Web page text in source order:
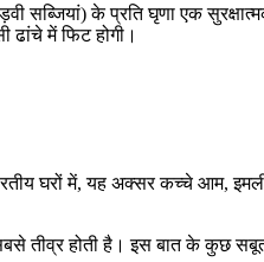
सब्जियां) के प्रति घृणा एक
ढांचे में फिट होगी।
घरों में, यह अक्सर कच्चे आम,
तीव्र होती है। इस बात के कुछ